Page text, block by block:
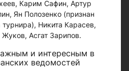
Карим Сафин, Артур
Ян Полозенко (признан
Никита Карасев,
Асгат Зарипов.
и интересным в
ведомостей